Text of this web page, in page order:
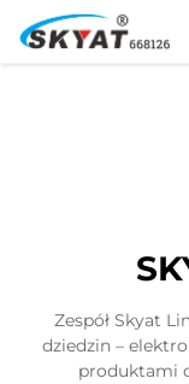
Wideo I
Zespół Skyat
dziedzin –
produktami